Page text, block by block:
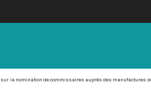
la nomination de commissaires auprès des manufactures